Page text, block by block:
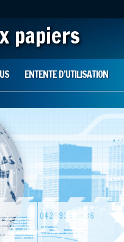
papiers
ENTENTE D’UTILISATION